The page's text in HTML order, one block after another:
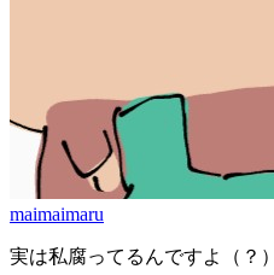
maimaimaru
実は私腐ってるんですよ（？）